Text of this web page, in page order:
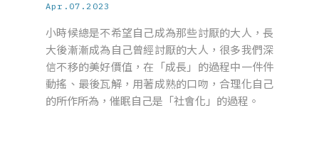
Apr.07.2023
小時候總是不希望自己成為那些討厭的大人，長
大後漸漸成為自己曾經討厭的大人，很多我們深
信不移的美好價值，在「成長」的過程中一件件
動搖、最後瓦解，用著成熟的口吻，合理化自己
的所作所為，催眠自己是「社會化」的過程。